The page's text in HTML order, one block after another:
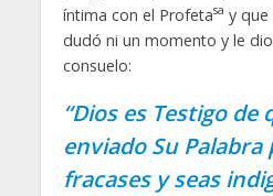
íntima con el Profetasa y
dudó ni un momento y le
consuelo:
“Dios es Testigo de
enviado Su Palabra
fracases y seas